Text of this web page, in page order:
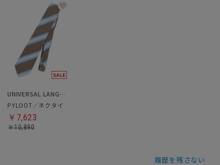
UNIVERSAL LANGUAGE
PYLOOT／ネクタイ
￥7,623
￥10,890
履歴を残さない